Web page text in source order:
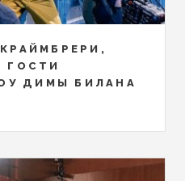
ГОСТИ
ДИМЫ БИЛАНА